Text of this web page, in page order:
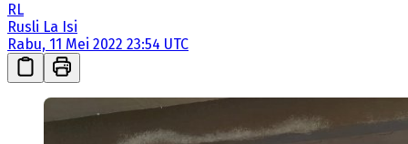
RL
Rusli La Isi
Rabu, 11 Mei 2022 23:54 UTC